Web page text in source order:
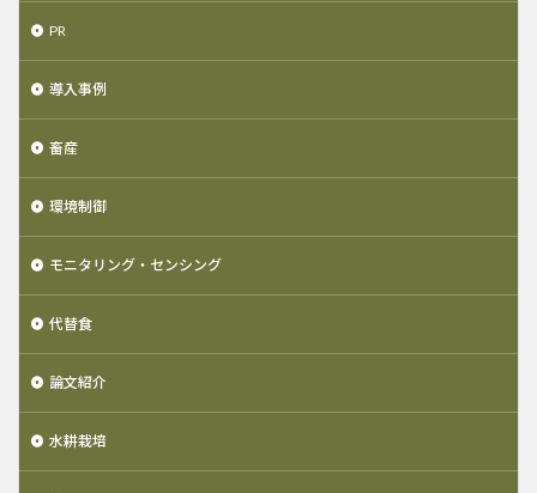
PR
導入事例
畜産
環境制御
モニタリング・センシング
代替食
論文紹介
水耕栽培